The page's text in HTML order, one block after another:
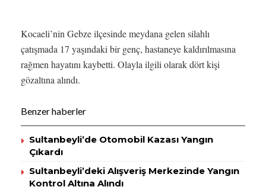
Kocaeli’nin Gebze ilçesinde meydana gelen silahlı
çatışmada 17 yaşındaki bir genç, hastaneye kaldırılmasına
rağmen hayatını kaybetti. Olayla ilgili olarak dört kişi
gözaltına alındı.
Benzer haberler
Sultanbeyli’de Otomobil Kazası Yangın
Çıkardı
Sultanbeyli’deki Alışveriş Merkezinde Yangın
Kontrol Altına Alındı